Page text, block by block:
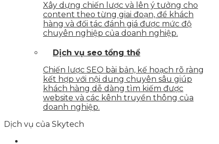
Xây dựng chiến lược và lên ý tưởng cho
content theo từng giai đoạn, để khách
hàng và đối tác đánh giá được mức độ
chuyên nghiệp của doanh nghiệp.
Dịch vụ seo tổng thể
Chiến lược SEO bài bản, kế hoạch rõ ràng
kết hợp với nội dung chuyên sâu giúp
khách hàng dễ dàng tìm kiếm được
website và các kênh truyền thông của
doanh nghiệp.
Dịch vụ của Skytech